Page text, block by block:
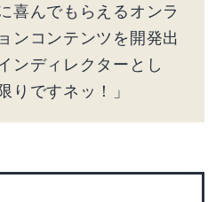
喜んでもらえるオンラ
ンコンテンツを開発出
ンディレクターとし
りですネッ！」